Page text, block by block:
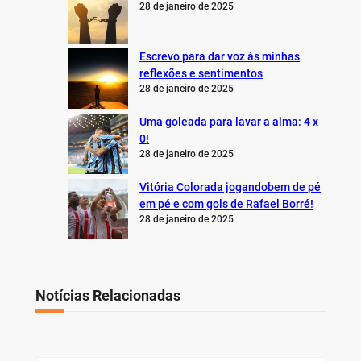
28 de janeiro de 2025
Escrevo para dar voz às minhas
reflexões e sentimentos
28 de janeiro de 2025
Uma goleada para lavar a alma: 4 x
0!
28 de janeiro de 2025
Vitória Colorada jogandobem de pé
em pé e com gols de Rafael Borré!
28 de janeiro de 2025
Notícias Relacionadas